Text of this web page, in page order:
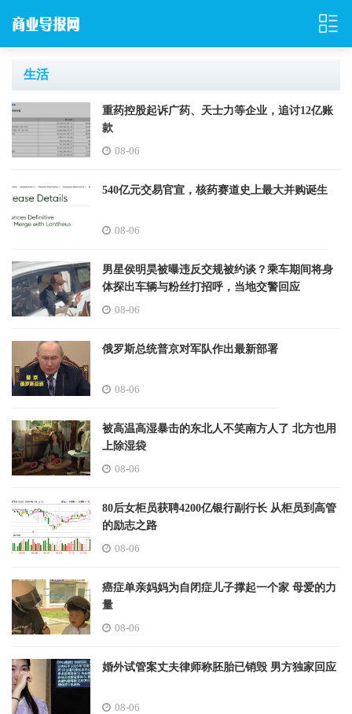
生活
重药控股起诉广药、天士力等企业，追讨12亿账
款
08-06
540亿元交易官宣，核药赛道史上最大并购诞生
08-06
男星侯明昊被曝违反交规被约谈？乘车期间将身
体探出车辆与粉丝打招呼，当地交警回应
08-06
俄罗斯总统普京对军队作出最新部署
08-06
被高温高湿暴击的东北人不笑南方人了 北方也用
上除湿袋
08-06
80后女柜员获聘4200亿银行副行长 从柜员到高管
的励志之路
08-06
癌症单亲妈妈为自闭症儿子撑起一个家 母爱的力
量
08-06
婚外试管案丈夫律师称胚胎已销毁 男方独家回应
08-06